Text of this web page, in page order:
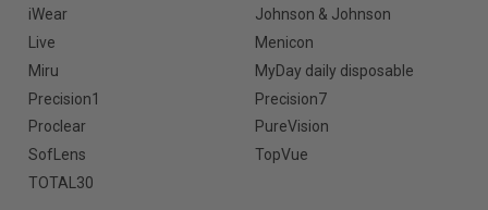
iWear
Johnson & Johnson
Live
Menicon
Miru
MyDay daily disposable
Precision1
Precision7
Proclear
PureVision
SofLens
TopVue
TOTAL30